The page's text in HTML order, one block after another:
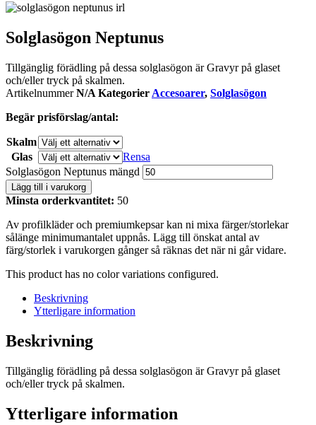
Solglasögon Neptunus
Tillgänglig förädling på dessa solglasögon är Gravyr på glaset
och/eller tryck på skalmen.
ArtikelnummerN/A Kategorier Accesoarer, Solglasögon
Begär prisförslag/antal:
Skalm
Glas
Rensa
Solglasögon Neptunus mängd
Lägg till i varukorg
Minsta orderkvantitet: 50
Av profilkläder och premiumkepsar kan ni mixa färger/storlekar
sålänge minimumantalet uppnås. Lägg till önskat antal av
färg/storlek i varukorgen gånger så räknas det när ni går vidare.
This product has no color variations configured.
Beskrivning
Ytterligare information
Beskrivning
Tillgänglig förädling på dessa solglasögon är Gravyr på glaset
och/eller tryck på skalmen.
Ytterligare information